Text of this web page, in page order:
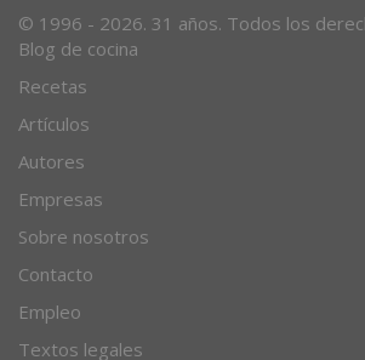
© 1996 - 2026. 31 años. Todos los
Blog de cocina
Recetas
Artículos
Autores
Empresas
Sobre nosotros
Contacto
Empleo
Textos legales